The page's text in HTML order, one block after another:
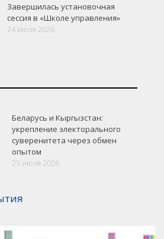
Facebook
Завершилась установочная
сессия в «Школе управления»
24 июля 2026
Беларусь и Кыргызстан:
укрепление электорального
суверенитета через обмен
опытом
23 июля 2026